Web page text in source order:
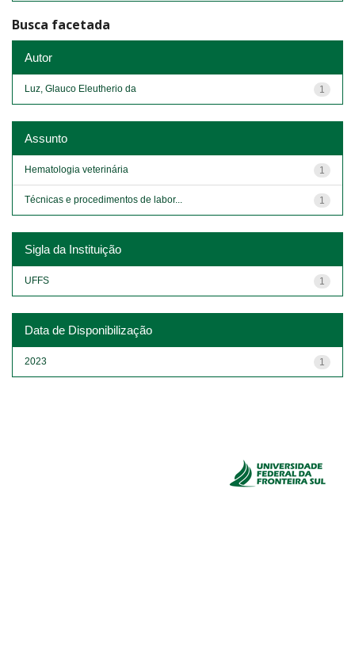
Busca facetada
Autor
1
Luz, Glauco Eleutherio da
Assunto
1
Hematologia veterinária
1
Técnicas e procedimentos de labor...
Sigla da Instituição
1
UFFS
Data de Disponibilização
1
2023